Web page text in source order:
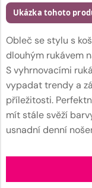
Obleč se stylu s
dlouhým rukávem
S vyhrnovacími
vypadat trendy a
příležitosti.
mít stále svěží
usnadní denní